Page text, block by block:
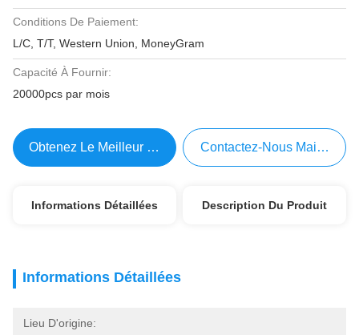
Conditions De Paiement:
L/C, T/T, Western Union, MoneyGram
Capacité À Fournir:
20000pcs par mois
Obtenez Le Meilleur Prix Contactez-Nous Maintenant
Informations Détaillées Description Du Produit
Informations Détaillées
Lieu D'origine: